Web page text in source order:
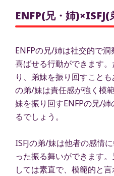
ENFP(兄・姉)×ISFJ(
ENFPの兄/姉は社交的で
喜ばせる行動ができます
り、弟妹を振り回すこと
の弟/妹は責任感が強く模
妹を振り回すENFPの兄/
るでしょう。
ISFJの弟/妹は他者の感情
った振る舞いができます
しては素直で、模範的と